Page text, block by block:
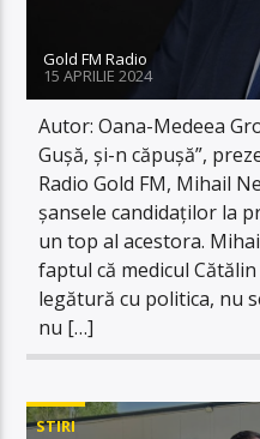
Gold FM Radio
15 APRILIE 2024
Autor: Oana-Medeea
Gușă, și-n căpușă”,
Radio Gold FM, Mihail
șansele candidaților la
un top al acestora.
faptul că medicul
legătură cu politica, nu
nu […]
STIRI